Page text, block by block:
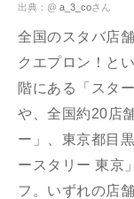
出典：@ a_3_coさん
全国のスタバ店
クエプロン！と
階にある「スタ
や、全国約20店
ー」、東京都目
ースタリー 東京
フ。いずれの店